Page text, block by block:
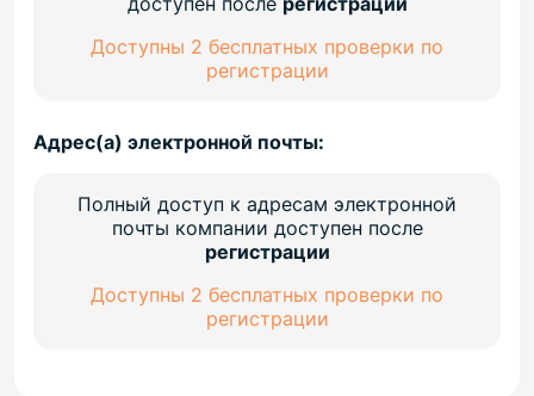
Доступны 2 бесплатных проверки по
регистрации
Адрес(а) электронной почты:
Полный доступ к адресам электронной
почты компании доступен после
регистрации
Доступны 2 бесплатных проверки по
регистрации